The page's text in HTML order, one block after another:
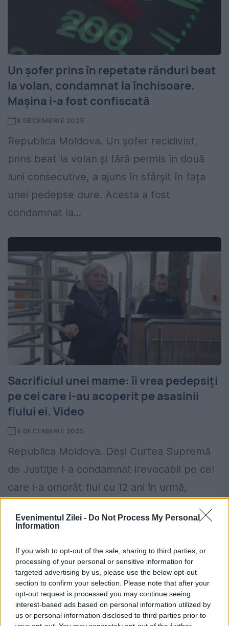
Evenimentul Zilei - Do Not Process My Personal
Information
If you wish to opt-out of the sale, sharing to third parties, or
processing of your personal or sensitive information for
targeted advertising by us, please use the below opt-out
section to confirm your selection. Please note that after your
opt-out request is processed you may continue seeing
interest-based ads based on personal information utilized by
us or personal information disclosed to third parties prior to
Un șofer prins în repetate rânduri beat
la volan, condamnat la închisoare.
Mașina i-a fost confiscată
8 DECEMBRIE 2025
Republica Moldova. Un șofer recidivist,
prins beat la volan și fără permis în două
luni consecutive, a ajuns în sfârșit în fața
unei pedepse dure. Acesta a fost
condamnat la...
Sacrificiul unei mame: îi vrea pedepsiţi
pe cei care i-au acoperit pe asasinii
fiului ei. Video
4 DECEMBRIE 2025
Republica Moldova. Deşi Curtea Supremă
de Justiţie l-a condamnat irevocabil pe cel
care i-a omorât fiul cu 12 ani în urmă,
mai mulţi ani...